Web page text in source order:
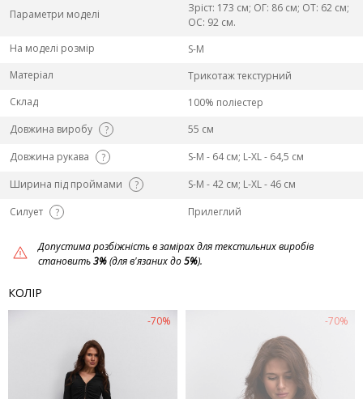
Параметри моделі
Зріст: 173 см; ОГ: 86 см; ОТ: 62 см;
ОС: 92 см.
На моделі розмір
S-M
Матеріал
Трикотаж текстурний
Склад
100% поліестер
Довжина виробу
?
55 см
Довжина рукава
?
S-M - 64 см; L-ХL - 64,5 см
Ширина під проймами
?
S-M - 42 см; L-ХL - 46 см
Силует
? Прилеглий
Допустима розбіжність в замірах для текстильних виробів
становить3%(для в'язаних до5%).
КОЛІР
-70% -70%